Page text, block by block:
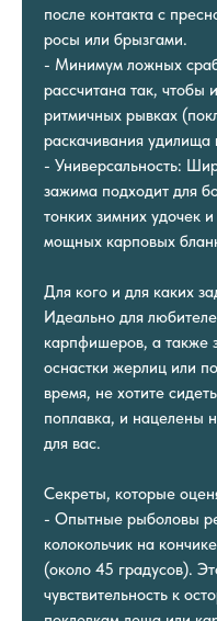
после контакта с
росы или брызгами.
- Минимум ложных
рассчитана так, чтобы
ритмичных рывках
раскачивания удилища
- Универсальность:
зажима подходит для
тонких зимних удочек
мощных карповых
Для кого и для каких
Идеально для
карпфишеров, а также
оснастки жерлиц или
время, не хотите
поплавка, и нацелены
для вас.
Секреты, которые
- Опытные рыболовы
колокольчик на
(около 45 градусов).
чувствительность к